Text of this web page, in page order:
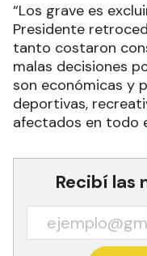
“Los grave es
Presidente
tanto costaron
malas decisiones
son económicas y
deportivas,
afectados en todo
Recibí las